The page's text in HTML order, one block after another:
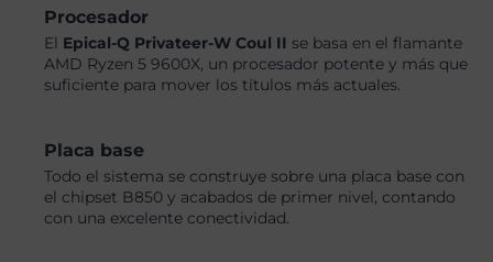
Procesador
El Epical-Q Privateer-W Coul II se basa en el flamante
AMD Ryzen 5 9600X, un procesador potente y más que
suficiente para mover los títulos más actuales.
Placa base
Todo el sistema se construye sobre una placa base con
el chipset B850 y acabados de primer nivel, contando
con una excelente conectividad.